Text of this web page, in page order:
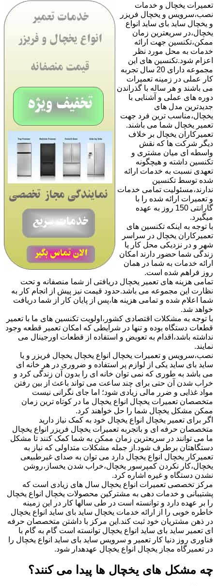
تعمیرات یخچال و خدمات
نصب،سرویس و یخچال فریزر
و یخچال ساید بای ساید انواع
یخچال،در سریعترین زمان
ممکن،تکنسین جهت ارائه
خدمات به محل مورد نظر
اعزام شود.تکنسین های این
مجموعه دارای 20 سال تجربه
کار عملی در زمینه تعمیرات
می باشند و هر ساله با گذراندن
دوره های عملی و آشنایی با
جدیدترین مدل های
یخچال،مناسب ترین فرد جهت
تعمیر یخچال شما می باشند.
تعمیرکاران یخچال بر خلاف
دیگر شرکت ها که نقش
واسطه ای میان مشتری و
تکنسین داشته و هیچگونه
تعهدی نسبت به خدمات ارائه
شده توسط تکنسین
ندارند،مسئولیت تمامی خدمات
و تعمیرات ارائه شده را با
گارانتی 150 روز به عهده
میگیرد.
با توجه به اینکه تکنسین های
تعمیرکاران یخچال در سراسر
شهر و در نزدیکی محل کار یا
زندگی شما حضور دارند امکان
ارائه خدمات به شما در همان
روز فراهم شده است.
تمامی هزینه های تعمیر یخچال دریافتی از شما منصفانه و تحت
نظارت این مجموعه می باشد.حدود قیمت نیز پیش از انجام کار به
شما اعلام شده و تمامی هزینه ها،پس از پایان کار از شما دریافت
خواهد شد.
با توجه به مشکلات اقتصادی کشور،اولویت تکنسین های ما با تعمیر
قطعات دستگاه بوده و تنها در شرایطی که امکان تعمیر قطعه وجود
نداشته باشد،اقدام به تعویض و استفاده از قطعات اورجینال می
نمایند.
نصب،سرویس و تعمیرات یخچال انواع یخچال یخچال فریزر و یا
ساید بای ساید یکی از لوازم پر استفاده و ضروری در هر خانه ای
می باشد به طوری که نمی توان خانه ای را بدون آن زندگی کرد و
خراب شدن آن حتی برای چند ساعت می تواند باعث از بین رفتن
مواد غذایی و ضرر مالی زیادی شود؛ اما جای نگرانی نیست
متخصصان تعمیرات یخچال انواع یخچال ما در کوتاه ترین زمان
ممکن مشکل یخچال شما را حل خواهند کرد.
اگر برای تعمیر یخچال انواع یخچال خود به کمک نیاز دارید
متخصصان حرفه ای و باتجربه تعمیرات یخچال فریزر انواع یخچال
ما می توانند در سریعترین زمان ممکن به شما کمک کنند تا مشکل
دستگاهتان برطرف شود.از جمله مشکلات متداولی که نیاز به
تعمیرکار یخچال انواع یخچال دارد می توان به صدای غیرطبیعی
یخچال،کار نکردن کمپرسور یخچال،خراب شدن یخساز،روشن
نشدن دستگاه و غیره اشاره کرد.
مرکز تخصصی تعمیرات انواع یخچال سال های زیادی است که
پشتیبانی و خدمات دهی به مشترکین محصولات یخچال انواع یخچال
را بر عهده دارد و توانسته است در طی سالها کار در این زمینه
خاطره خوبی را از ارائه خدمات یخچال ساید بای ساید انواع یخچال
در ذهن مشتریان خود ثبت کند.این مرکز با داشتن متخصصان حرفه
ای تعمیر ساید بای ساید انواع یخچال توانسته است گام به گام با
فناوری روز دنیا کار تعمیر و سرویس ساید بای ساید انواع یخچال را
در تعمیرگاه مجاز یخچال انواع یخچال عهدهدار شود.
چه مشکل های یخچال ها پیدا می کنند؟